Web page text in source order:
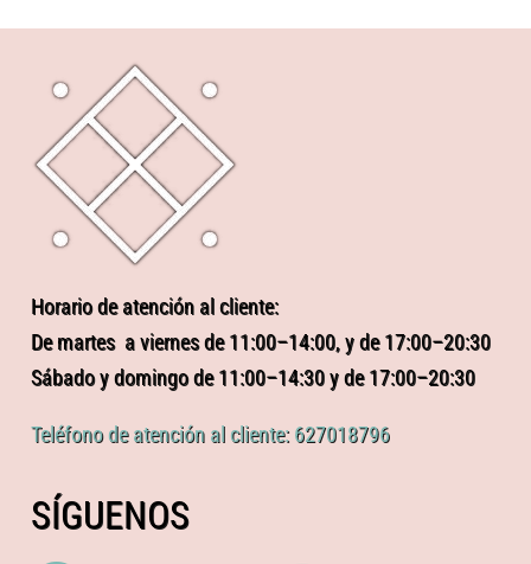
Horario de atención al cliente:
De martes a viernes de 11:00–14:00, y de 17:00–20:30
Sábado y domingo de 11:00–14:30 y de 17:00–20:30
Teléfono de atención al cliente: 627018796
SÍGUENOS